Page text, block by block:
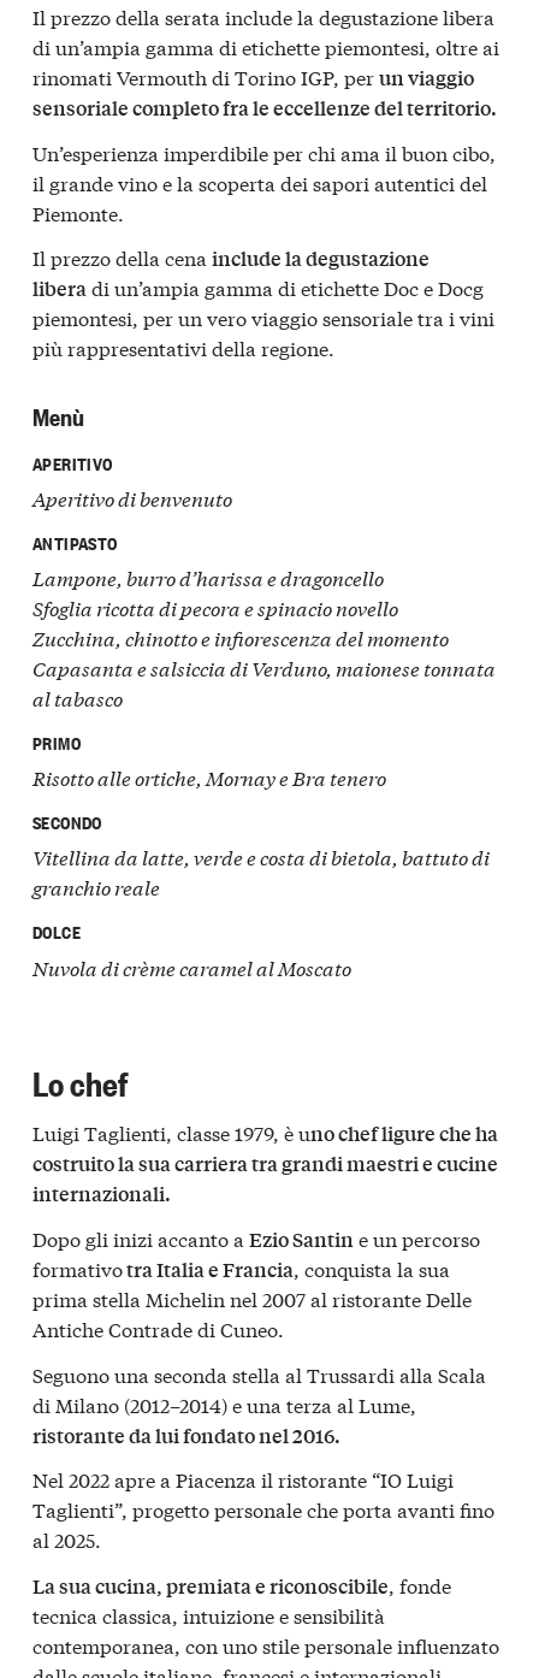
Il prezzo della serata include la degustazione libera
di un’ampia gamma di etichette piemontesi, oltre ai
rinomati Vermouth di Torino IGP, perun viaggio
sensoriale completo fra le eccellenze del territorio.
Un’esperienza imperdibile per chi ama il buon cibo,
il grande vino e la scoperta dei sapori autentici del
Piemonte.
Il prezzo della cena include la degustazione
liberadi un’ampia gamma di etichette Doc e Docg
piemontesi, per un vero viaggio sensoriale tra i vini
più rappresentativi della regione.
Menù
APERITIVO
Aperitivo di benvenuto
ANTIPASTO
Lampone, burro d’harissa e dragoncello
Sfoglia ricotta di pecora e spinacio novello
Zucchina, chinotto e infiorescenza del momento
Capasanta e salsiccia di Verduno, maionese tonnata
al tabasco
PRIMO
Risotto alle ortiche, Mornay e Bra tenero
SECONDO
Vitellina da latte, verde e costa di bietola, battuto di
granchio reale
DOLCE
Nuvola di crème caramel al Moscato
Lo chef
Luigi Taglienti, classe 1979, è uno chef ligure che ha
costruito la sua carriera tra grandi maestri e cucine
internazionali.
Dopo gli inizi accanto a Ezio Santine un percorso
formativotra Italia e Francia, conquista la sua
prima stella Michelin nel 2007 al ristorante Delle
Antiche Contrade di Cuneo.
Seguono una seconda stella al Trussardi alla Scala
di Milano (2012–2014) e una terza al Lume,
ristorante da lui fondato nel 2016.
Nel 2022 apre a Piacenza il ristorante “IO Luigi
Taglienti”, progetto personale che porta avanti fino
al 2025.
La sua cucina, premiata e riconoscibile, fonde
tecnica classica, intuizione e sensibilità
contemporanea, con uno stile personale influenzato